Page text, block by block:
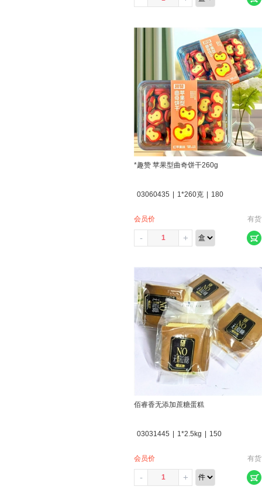
*趣赞 苹果型曲奇饼干260g
03060435 | 1*260克 | 180
会员价 有货
- +
佰睿香无添加蔗糖蛋糕
03031445 | 1*2.5kg | 150
会员价 有货
- +